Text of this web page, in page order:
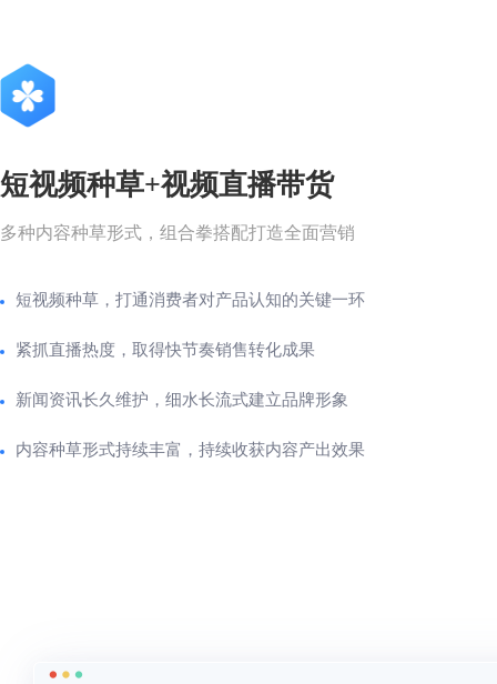
短视频种草+视频直播带货
多种内容种草形式，组合拳搭配打造全面营销
短视频种草，打通消费者对产品认知的关键一环
紧抓直播热度，取得快节奏销售转化成果
新闻资讯长久维护，细水长流式建立品牌形象
内容种草形式持续丰富，持续收获内容产出效果